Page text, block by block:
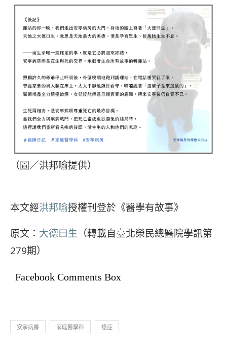
（圖／洪邦喻提供）
本文經洪邦喻授權刊登於《醫學有故事》
原文： 大德曰生 （轉載自臺北榮民總醫院學訊第
279期）
Facebook Comments Box
安寧病房 家庭醫學科 癌症